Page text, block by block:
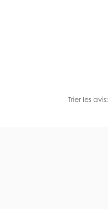
Trier les avis: